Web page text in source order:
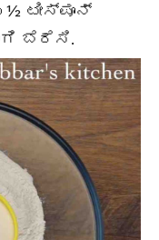
½ ಟೀಸ್ಪೂನ್
ಬೆರೆಸಿ.